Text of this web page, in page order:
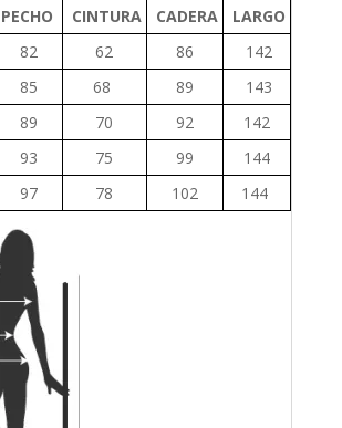
PECHO CINTURA CADERA
LARGO
82 62 86
142
85 68 89
143
89 70 92
142
93 75 99
144
97 78 102 144